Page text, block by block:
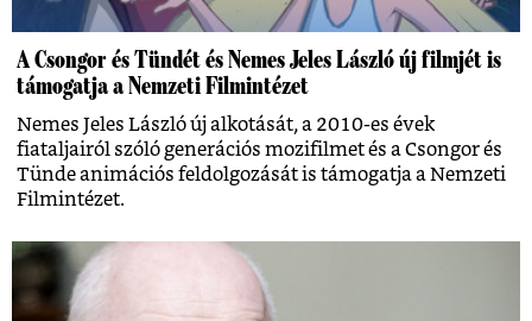
A Csongor és Tündét és Nemes Jeles László új filmjét is
támogatja a Nemzeti Filmintézet
Nemes Jeles László új alkotását, a 2010-es évek
fiataljairól szóló generációs mozifilmet és a Csongor és
Tünde animációs feldolgozását is támogatja a Nemzeti
Filmintézet.